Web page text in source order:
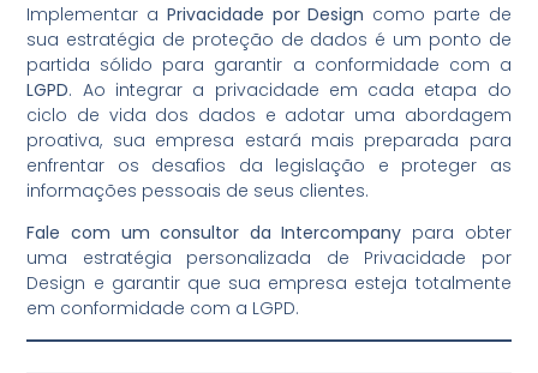
Implementar a Privacidade por Design como parte de
sua estratégia de proteção de dados é um ponto de
partida sólido para garantir a conformidade com a
LGPD. Ao integrar a privacidade em cada etapa do
ciclo de vida dos dados e adotar uma abordagem
proativa, sua empresa estará mais preparada para
enfrentar os desafios da legislação e proteger as
informações pessoais de seus clientes.
Fale com um consultor da Intercompany para obter
uma estratégia personalizada de Privacidade por
Design e garantir que sua empresa esteja totalmente
em conformidade com a LGPD.